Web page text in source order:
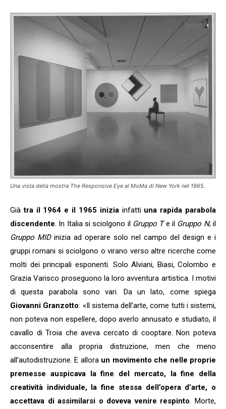
Una vista della mostra The Responsive Eye al MoMa di New York nel 1965.
Giàtra il 1964 e il 1965 iniziainfatti una rapida parabola
discendente. In Italia si sciolgono il Gruppo Te il Gruppo N; il
Gruppo MIDinizia ad operare solo nel campo del design e i
gruppi romani si sciolgono o virano verso altre ricerche come
molti dei principali esponenti. Solo Alviani, Biasi, Colombo e
Grazia Varisco proseguono la loro avventura artistica. I motivi
di questa parabola sono vari. Da un lato, come spiega
Giovanni Granzotto: «Il sistema dell’arte, come tutti i sistemi,
non poteva non espellere, dopo averlo annusato e studiato, il
cavallo di Troia che aveva cercato di cooptare. Non poteva
acconsentire alla propria distruzione, men che meno
all’autodistruzione. E allora un movimento che nelle proprie
premesse auspicava la fine del mercato, la fine della
creatività individuale, la fine stessa dell’opera d’arte, o
accettava di assimilarsi o doveva venire respinto. Morte,